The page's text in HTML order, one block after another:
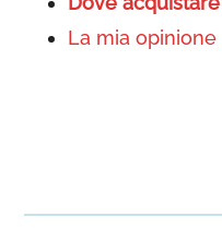
La mia opinione